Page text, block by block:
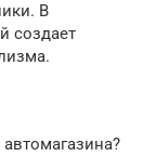
В
создает